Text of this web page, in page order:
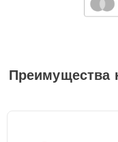
Преимущества